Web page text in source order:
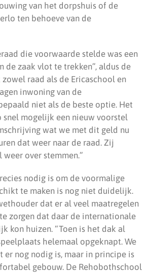
van het dorpshuis of de
ten behoeve van de
die voorwaarde stelde was een
de zaak vlot te trekken”, aldus de
raad als de Ericaschool en
inwoning van de
niet als de beste optie. Het
snel mogelijk een nieuw voorstel
wat we met dit geld nu
dat weer naar de raad. Zij
over stemmen.”
nodig is om de voormalige
te maken is nog niet duidelijk.
dat er al veel maatregelen
zorgen dat daar de internationale
kon huizen. “Toen is het dak al
helemaal opgeknapt. We
er nog nodig is, maar in principe is
gebouw. De Rehobothschool